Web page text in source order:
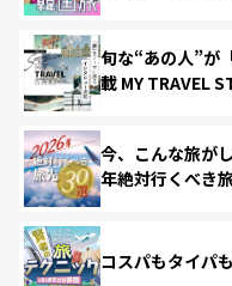
旬な“あの人”が
載 MY TRAVEL
今、こんな旅が
年絶対行くべき
コスパもタイパ